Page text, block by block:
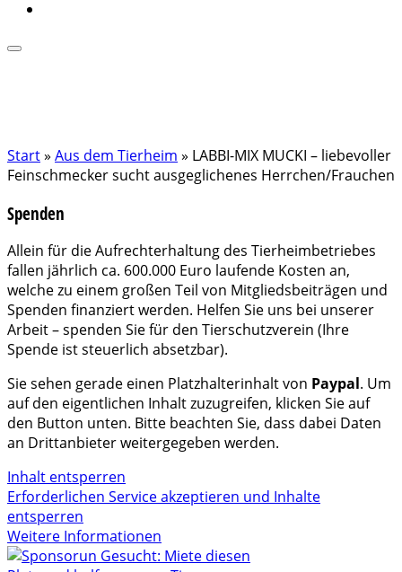
Start» Aus dem Tierheim » LABBI-MIX MUCKI – liebevoller
Feinschmecker sucht ausgeglichenes Herrchen/Frauchen
Spenden
Allein für die Aufrechterhaltung des Tierheimbetriebes
fallen jährlich ca. 600.000 Euro laufende Kosten an,
welche zu einem großen Teil von Mitgliedsbeiträgen und
Spenden finanziert werden. Helfen Sie uns bei unserer
Arbeit – spenden Sie für den Tierschutzverein (Ihre
Spende ist steuerlich absetzbar).
Sie sehen gerade einen Platzhalterinhalt von Paypal. Um
auf den eigentlichen Inhalt zuzugreifen, klicken Sie auf
den Button unten. Bitte beachten Sie, dass dabei Daten
an Drittanbieter weitergegeben werden.
Inhalt entsperren
Erforderlichen Service akzeptieren und Inhalte
entsperren
Weitere Informationen